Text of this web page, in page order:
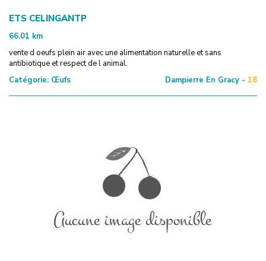
ETS CELINGANTP
66.01 km
vente d oeufs plein air avec une alimentation naturelle et sans
antibiotique et respect de l animal.
Catégorie: Œufs Dampierre En Gracy - 18